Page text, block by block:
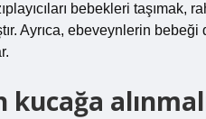
bebekleri
Ayrıca, ebeveynlerin